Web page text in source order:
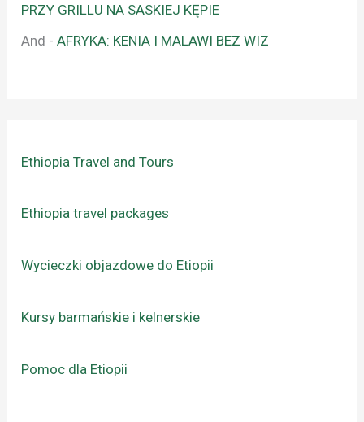
PRZY GRILLU NA SASKIEJ KĘPIE
And -AFRYKA: KENIA I MALAWI BEZ WIZ
Ethiopia Travel and Tours
Ethiopia travel packages
Wycieczki objazdowe do Etiopii
Kursy barmańskie i kelnerskie
Pomoc dla Etiopii